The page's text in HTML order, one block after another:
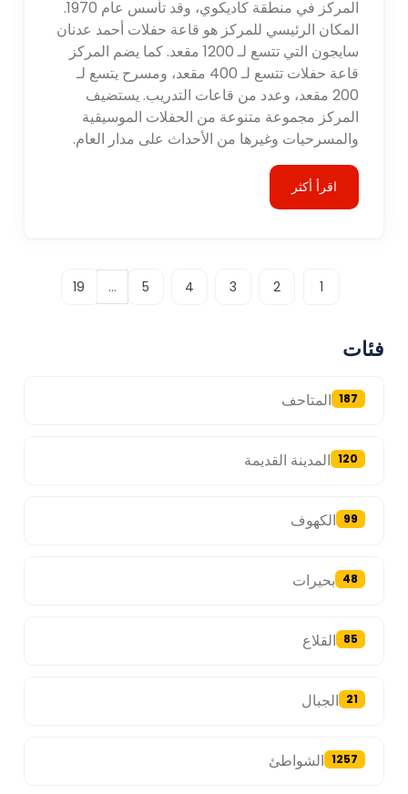
المركز في منطقة كاديكوي، وقد تأسس عام 1970.
المكان الرئيسي للمركز هو قاعة حفلات أحمد عدنان
سايجون التي تتسع لـ 1200 مقعد. كما يضم المركز
قاعة حفلات تتسع لـ 400 مقعد، ومسرح يتسع لـ
200 مقعد، وعدد من قاعات التدريب. يستضيف
المركز مجموعة متنوعة من الحفلات الموسيقية
والمسرحيات وغيرها من الأحداث على مدار العام.
اقرأ أكثر
1
2
3
4
5
...
19
فئات
المتاحف 187
المدينة القديمة 120
الكهوف 99
بحيرات 48
القلاع 85
الجبال 21
الشواطئ 1257